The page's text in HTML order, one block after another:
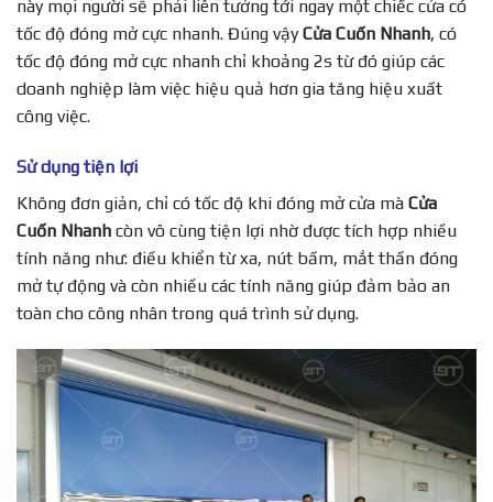
này mọi người sẽ phải liên tưởng tới ngay một chiếc cửa có
tốc độ đóng mở cực nhanh. Đúng vậy Cửa Cuốn Nhanh, có
tốc độ đóng mở cực nhanh chỉ khoảng 2s từ đó giúp các
doanh nghiệp làm việc hiệu quả hơn gia tăng hiệu xuất
công việc.
Sử dụng tiện lợi
Không đơn giản, chỉ có tốc độ khi đóng mở cửa mà Cửa
Cuốn Nhanh còn vô cùng tiện lợi nhờ được tích hợp nhiều
tính năng như: điều khiển từ xa, nút bấm, mắt thần đóng
mở tự động và còn nhiều các tính năng giúp đảm bảo an
toàn cho công nhân trong quá trình sử dụng.